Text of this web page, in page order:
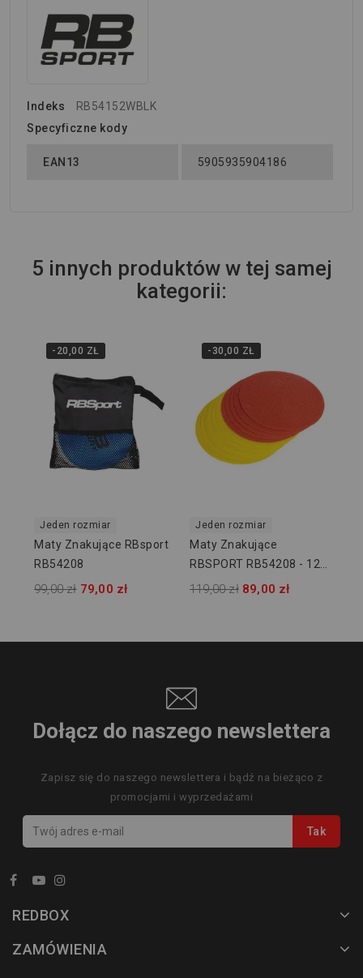
Indeks
RB54152WBLK
Specyficzne kody
EAN13 5905935904186
5 innych produktów w tej samej
kategorii:
-20,00 ZŁ
Jeden rozmiar
Maty Znakujące RBsport
RB54208
99,00 zł 79,00 zł
-30,00 ZŁ
Jeden rozmiar
Maty Znakujące
RBSPORT RB54208 - 12
Szt
119,00 zł 89,00 zł
Dołącz do naszego newslettera
Zapisz się do naszego newslettera i bądź na bieżąco z
promocjami i wyprzedażami
REDBOX
ZAMÓWIENIA